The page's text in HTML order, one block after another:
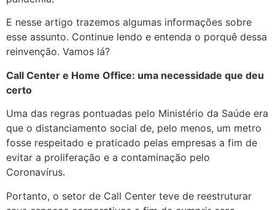
E nesse artigo trazemos algumas informações sobre
esse assunto. Continue lendo e entenda o porquê dessa
reinvenção. Vamos lá?
Call Center e Home Office: uma necessidade que deu
certo
Uma das regras pontuadas pelo Ministério da Saúde era
que o distanciamento social de, pelo menos, um metro
fosse respeitado e praticado pelas empresas a fim de
evitar a proliferação e a contaminação pelo
Coronavírus.
Portanto, o setor de Call Center teve de reestruturar